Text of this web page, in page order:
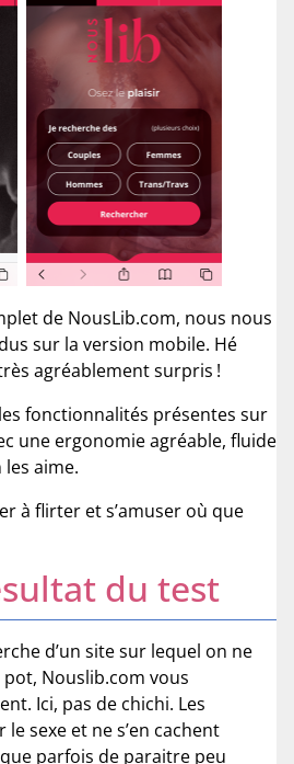
de NousLib.com, nous nous
sur la version mobile. Hé
agréablement surpris !
fonctionnalités présentes sur
une ergonomie agréable, fluide
aime.
à flirter et s’amuser où que
du test
d’un site sur lequel on ne
Nouslib.com vous
Ici, pas de chichi. Les
sexe et ne s’en cachent
parfois de paraitre peu